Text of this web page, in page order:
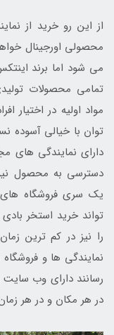
از این رو خرید از
محصولی اورجینال
می شود اما برند
تمامی محصولات
مواد اولیه در
توان با خیالی آسوده
دارای نمایندگی های
دسترسی به محصول نیز
یک سری فروشگاه
تواند خرید استخر
را نیز در کم ترین
نمایندگی ها و
رسانند دارای وب سایت
در هر مکان و در هر